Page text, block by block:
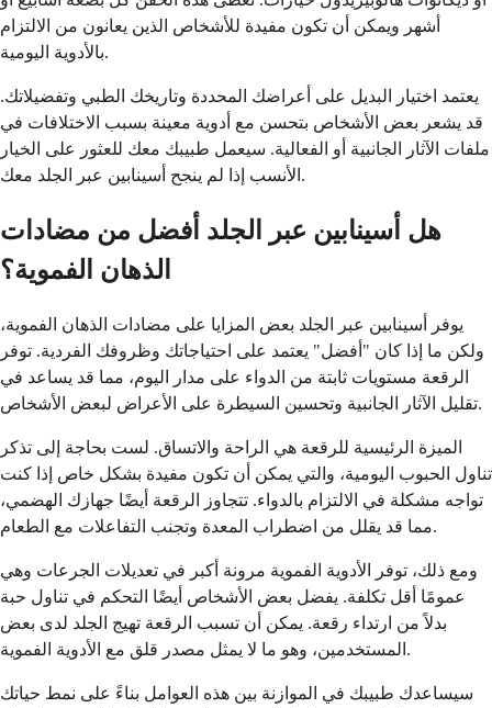
أشهر ويمكن أن تكون مفيدة للأشخاص الذين يعانون من الالتزام
بالأدوية اليومية.
يعتمد اختيار البديل على أعراضك المحددة وتاريخك الطبي وتفضيلاتك.
قد يشعر بعض الأشخاص بتحسن مع أدوية معينة بسبب الاختلافات في
ملفات الآثار الجانبية أو الفعالية. سيعمل طبيبك معك للعثور على الخيار
الأنسب إذا لم ينجح أسينابين عبر الجلد معك.
هل أسينابين عبر الجلد أفضل من مضادات
الذهان الفموية؟
يوفر أسينابين عبر الجلد بعض المزايا على مضادات الذهان الفموية،
ولكن ما إذا كان "أفضل" يعتمد على احتياجاتك وظروفك الفردية. توفر
الرقعة مستويات ثابتة من الدواء على مدار اليوم، مما قد يساعد في
تقليل الآثار الجانبية وتحسين السيطرة على الأعراض لبعض الأشخاص.
الميزة الرئيسية للرقعة هي الراحة والاتساق. لست بحاجة إلى تذكر
تناول الحبوب اليومية، والتي يمكن أن تكون مفيدة بشكل خاص إذا كنت
تواجه مشكلة في الالتزام بالدواء. تتجاوز الرقعة أيضًا جهازك الهضمي،
مما قد يقلل من اضطراب المعدة وتجنب التفاعلات مع الطعام.
ومع ذلك، توفر الأدوية الفموية مرونة أكبر في تعديلات الجرعات وهي
عمومًا أقل تكلفة. يفضل بعض الأشخاص أيضًا التحكم في تناول حبة
بدلاً من ارتداء رقعة. يمكن أن تسبب الرقعة تهيج الجلد لدى بعض
المستخدمين، وهو ما لا يمثل مصدر قلق مع الأدوية الفموية.
سيساعدك طبيبك في الموازنة بين هذه العوامل بناءً على نمط حياتك